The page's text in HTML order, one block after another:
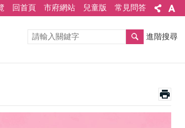
回首頁 市府網站 兒童版 常見問答
進階搜尋